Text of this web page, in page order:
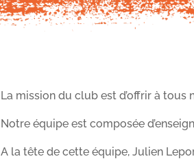
La mission du club est d’offrir à tous
Notre équipe est composée
A la tête de cette équipe, Julien